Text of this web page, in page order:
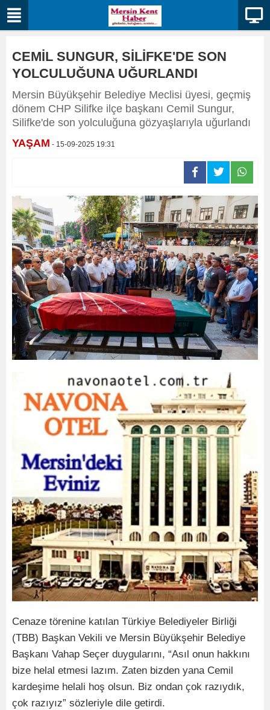
CEMİL SUNGUR, SİLİFKE'DE SON
YOLCULUĞUNA UĞURLANDI
Mersin Büyükşehir Belediye Meclisi üyesi, geçmiş
dönem CHP Silifke ilçe başkanı Cemil Sungur,
Silifke'de son yolculuğuna gözyaşlarıyla uğurlandı
YAŞAM - 15-09-2025 19:31
Cenaze törenine katılan Türkiye Belediyeler Birliği
(TBB) Başkan Vekili ve Mersin Büyükşehir Belediye
Başkanı Vahap Seçer duygularını, “Asıl onun hakkını
bize helal etmesi lazım. Zaten bizden yana Cemil
kardeşime helali hoş olsun. Biz ondan çok razıydık,
çok razıyız” sözleriyle dile getirdi.